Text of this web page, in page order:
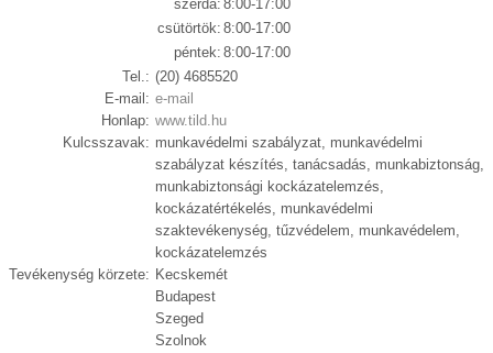
szerda: 8:00-17:00
csütörtök: 8:00-17:00
péntek: 8:00-17:00
Tel.: (20) 4685520
E-mail: e-mail
Honlap: www.tild.hu
Kulcsszavak: munkavédelmi szabályzat, munkavédelmi
szabályzat készítés, tanácsadás, munkabiztonság,
munkabiztonsági kockázatelemzés,
kockázatértékelés, munkavédelmi
szaktevékenység, tűzvédelem, munkavédelem,
kockázatelemzés
Tevékenység körzete: Kecskemét
Budapest
Szeged
Szolnok